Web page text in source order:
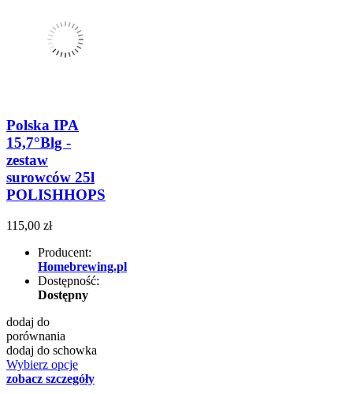
Polska IPA
15,7°Blg -
zestaw
surowców 25l
POLISHHOPS
115,00 zł
Producent:
Homebrewing.pl
Dostępność:
Dostępny
dodaj do
porównania
dodaj do schowka
Wybierz opcje
zobacz szczegóły